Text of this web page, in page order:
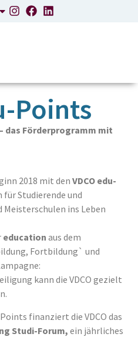
Points
– das Förderprogramm mit
2018 mit denVDCO edu-
Studierende und
Meisterschulen ins Leben
education aus dem
Fortbildung` und
kann die VDCO gezielt
finanziert die VDCO das
Studi-Forum, ein jährliches